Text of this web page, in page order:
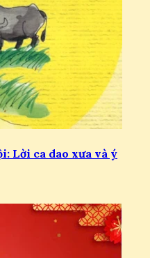
Lời ca dao xưa và ý